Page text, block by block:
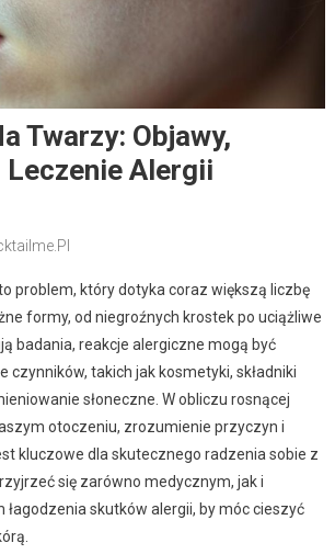
Twarzy: Objawy,
Leczenie Alergii
problem, który dotyka coraz większą liczbę
formy, od niegroźnych krostek po uciążliwe
badania, reakcje alergiczne mogą być
czynników, takich jak kosmetyki, składniki
słoneczne. W obliczu rosnącej
otoczeniu, zrozumienie przyczyn i
kluczowe dla skutecznego radzenia sobie z
się zarówno medycznym, jak i
skutków alergii, by móc cieszyć